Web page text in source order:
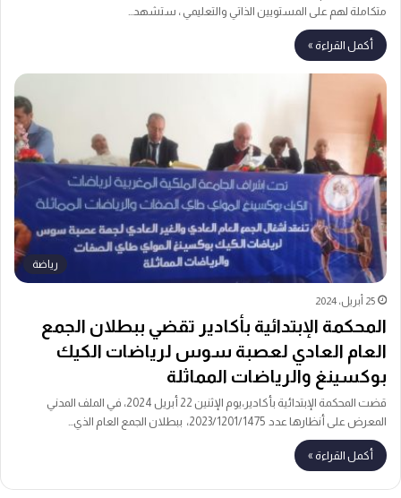
متكاملة لهم على المستويين الذاتي والتعليمي ، ستشهد…
أكمل القراءة »
رياضة
25 أبريل، 2024
المحكمة الإبتدائية بأكادير تقضي ببطلان الجمع
العام العادي لعصبة سوس لرياضات الكيك
بوكسينغ والرياضات المماثلة
قضت المحكمة الإبتدائية بأكادير،يوم الإثنين 22 أبريل 2024، في الملف المدني
المعرض على أنظارها عدد 2023/1201/1475، ببطلان الجمع العام الذي…
أكمل القراءة »